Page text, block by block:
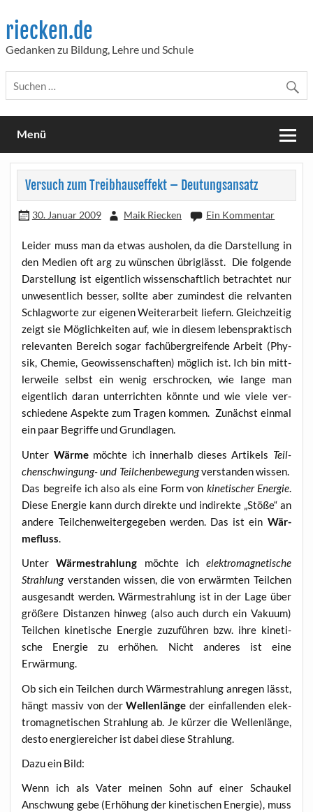
content
riecken.de
Gedanken zu Bildung, Lehre und Schule
Menü
Versuch zum Treibhauseffekt – Deutungsansatz
30. Januar 2009 Maik Riecken Ein Kommentar
Lei­der muss man da etwas aus­ho­len, da die Dar­stel­lung in
den Medi­en oft arg zu wün­schen übrig­lässt. Die fol­gen­de
Dar­stel­lung ist eigent­lich wis­sen­schaft­lich betrach­tet nur
unwe­sent­lich bes­ser, soll­te aber zumin­dest die rel­van­ten
Schlag­wor­te zur eige­nen Wei­ter­ar­beit lie­fern. Gleich­zei­tig
zeigt sie Mög­lich­kei­ten auf, wie in die­sem lebens­prak­tisch
rele­van­ten Bereich sogar fach­über­grei­fen­de Arbeit (Phy­
sik, Che­mie, Geo­wis­sen­schaf­ten) mög­lich ist. Ich bin mitt­
ler­wei­le selbst ein wenig erschro­cken, wie lan­ge man
eigent­lich dar­an unter­rich­ten könn­te und wie vie­le ver­
schie­de­ne Aspek­te zum Tra­gen kom­men. Zunächst ein­mal
ein paar Begrif­fe und Grundlagen.
Unter Wär­memöch­te ich inner­halb die­ses Arti­kels Teil­
chen­schwin­gung- und Teil­chen­be­we­gungver­stan­den wis­sen.
Das begrei­fe ich also als eine Form von kine­ti­scher Ener­gie.
Die­se Ener­gie kann durch direk­te und indi­rek­te „Stö­ße“ an
ande­re Teil­chen­wei­ter­ge­ge­ben wer­den. Das ist ein Wär­
me­fluss.
UnterWär­me­strah­lung möch­te ich elek­tro­ma­gne­ti­sche
Strah­lungver­stan­den wis­sen, die von erwärm­ten Teil­chen
aus­ge­sandt wer­den. Wär­me­strah­lung ist in der Lage über
grö­ße­re Distan­zen hin­weg (also auch durch ein Vaku­um)
Teil­chen kine­ti­sche Ener­gie zuzu­füh­ren bzw. ihre kine­ti­
sche Ener­gie zu erhö­hen. Nicht ande­res ist eine
Erwärmung.
Ob sich ein Teil­chen durch Wär­me­strah­lung anre­gen lässt,
hängt mas­siv von derWel­len­län­ge der ein­fal­len­den elek­
tro­ma­gne­ti­schen Strah­lung ab. Je kür­zer die Wel­len­län­ge,
des­to ener­gie­rei­cher ist dabei die­se Strahlung.
Dazu ein Bild:
Wenn ich als Vater mei­nen Sohn auf einer Schau­kel
Anschwung gebe (Erhö­hung der kine­ti­schen Ener­gie), muss